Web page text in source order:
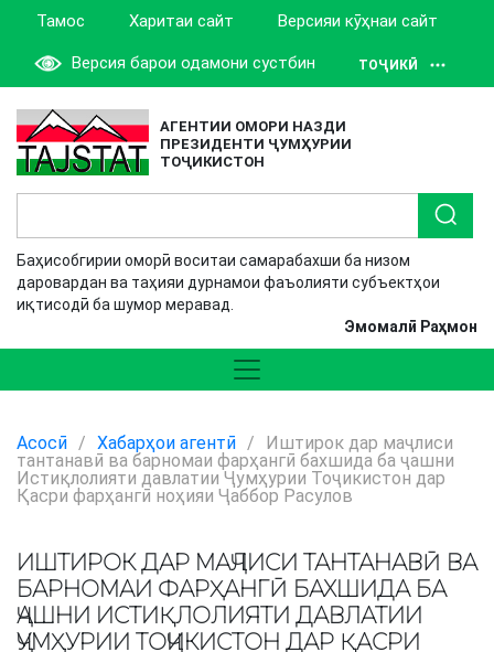
Тамос Харитаи сайт Версияи кӯҳнаи сайт
Версия барои одамони сустбин ТОҶИКӢ
АГЕНТИИ ОМОРИ НАЗДИ
ПРЕЗИДЕНТИ ҶУМҲУРИИ
ТОҶИКИСТОН
Баҳисобгирии оморӣ воситаи самарабахши ба низом
даровардан ва таҳияи дурнамои фаъолияти субъектҳои
иқтисодӣ ба шумор меравад.
Эмомалӣ Раҳмон
Асосӣ / Хабарҳои агентӣ /
Иштирок дар маҷлиси
тантанавӣ ва барномаи фарҳангӣ бахшида ба ҷашни
Истиқлолияти давлатии Ҷумҳурии Тоҷикистон дар
Қасри фарҳангӣ ноҳияи Ҷаббор Расулов
ИШТИРОК ДАР МАҶЛИСИ ТАНТАНАВӢ ВА
БАРНОМАИ ФАРҲАНГӢ БАХШИДА БА
ҶАШНИ ИСТИҚЛОЛИЯТИ ДАВЛАТИИ
ҶУМҲУРИИ ТОҶИКИСТОН ДАР ҚАСРИ